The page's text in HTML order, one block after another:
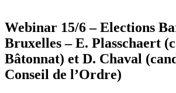
Webinar 15/6 – Elections
Bruxelles – E. Plasschaert
Bâtonnat) et D. Chaval
Conseil de l’Ordre)